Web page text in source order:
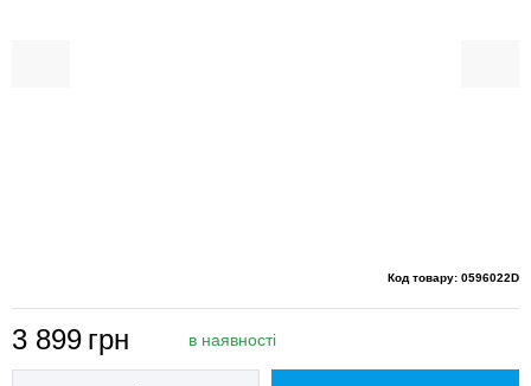
Код товару: 0596022D
3 899 грн в наявності